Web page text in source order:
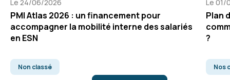
Le 24/06/2026
PMI Atlas 2026 : un financement pour
accompagner la mobilité interne des salariés
en ESN
Non classé
Le 01/
Plan
?
Nos